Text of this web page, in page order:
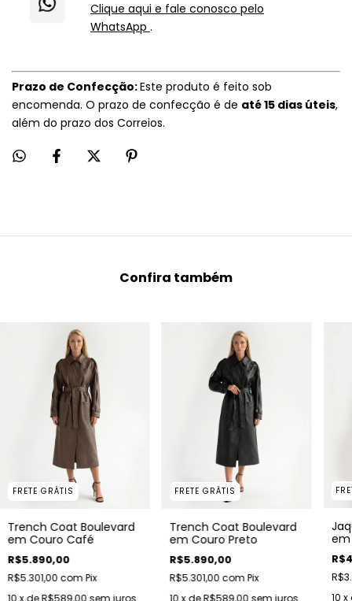
Clique aqui e fale conosco pelo
WhatsApp .
Prazo de Confecção:Este produto é feito sob
encomenda. O prazo de confecção é de até 15 dias úteis,
além do prazo dos Correios.
Confira também
FRETE GRÁTIS
Trench Coat Boulevard
em Couro Café
R$5.890,00
R$5.301,00 com Pix
FRETE GRÁTIS
Trench Coat Boulevard
em Couro Preto
R$5.890,00
R$5.301,00 com Pix
em
10 x